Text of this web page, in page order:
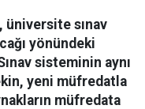
üniversite sınav
yönündeki
sisteminin aynı
yeni müfredatla
müfredata